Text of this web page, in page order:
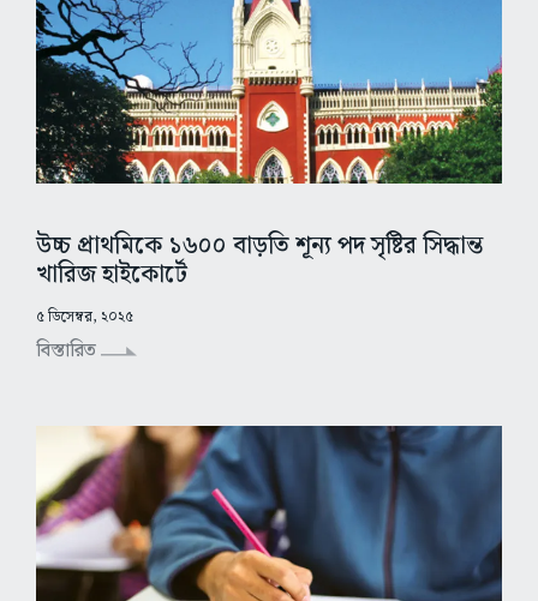
উচ্চ প্রাথমিকে ১৬০০ বাড়তি শূন্য পদ সৃষ্টির সিদ্ধান্ত
খারিজ হাইকোর্টে
৫ ডিসেম্বর, ২০২৫
বিস্তারিত